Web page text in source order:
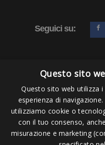
ingredienti:
potassio citrato,
L-alanina,
cloruro, sodio
arginina
L-isoleucina, L-
Seguici su:
Questo sito
Questo sito web utilizza
esperienza di
utilizziamo cookie o
con il tuo consenso,
misurazione e marketing